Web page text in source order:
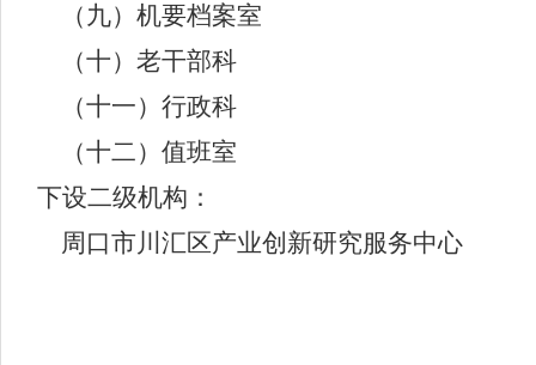
（九）机要档案室
（十）老干部科
（十一）行政科
（十二）值班室
下设二级机构：
周口市川汇区产业创新研究服务中心